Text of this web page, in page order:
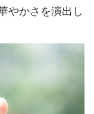
やかさを演出し